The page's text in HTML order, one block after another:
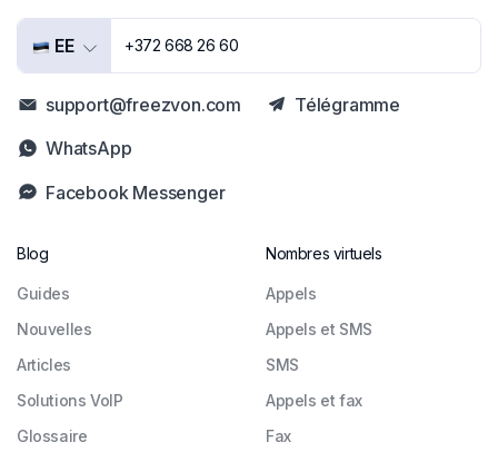
EE +372 668 26 60
support@freezvon.com
Facebook Messenger
Télégramme
WhatsApp
Blog
Guides
Nouvelles
Articles
Solutions VoIP
Glossaire
Nombres virtuels
Appels
Appels et SMS
SMS
Appels et fax
Fax